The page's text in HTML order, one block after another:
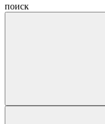
поиск